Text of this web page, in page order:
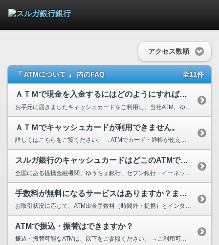
アクセス数順
『 ATMについて 』 内のFAQ 全11件
ＡＴＭで現金を入金するにはどのようにすればいいですか？
お手元に届きましたキャッシュカードをご利用し、当社ATM、ゆうちょ銀行ATM、セブン銀行・...
ＡＴＭでキャッシュカードが利用できません。
詳しくはこちらをご覧ください。 →ATMでカード・通帳が使えない
スルガ銀行のキャッシュカードはどこのATMで利用できますか？
手数料が無料になるサービスはありますか？また、条件はありますか？
お取引状況に応じて、ATM出金手数料（時間外・提携）とインターネットバンキングによる他行あ...
ATMで振込・振替はできますか？
振込・振替可能なATMは、以下をご参照ください。 →ご利用可能なATM